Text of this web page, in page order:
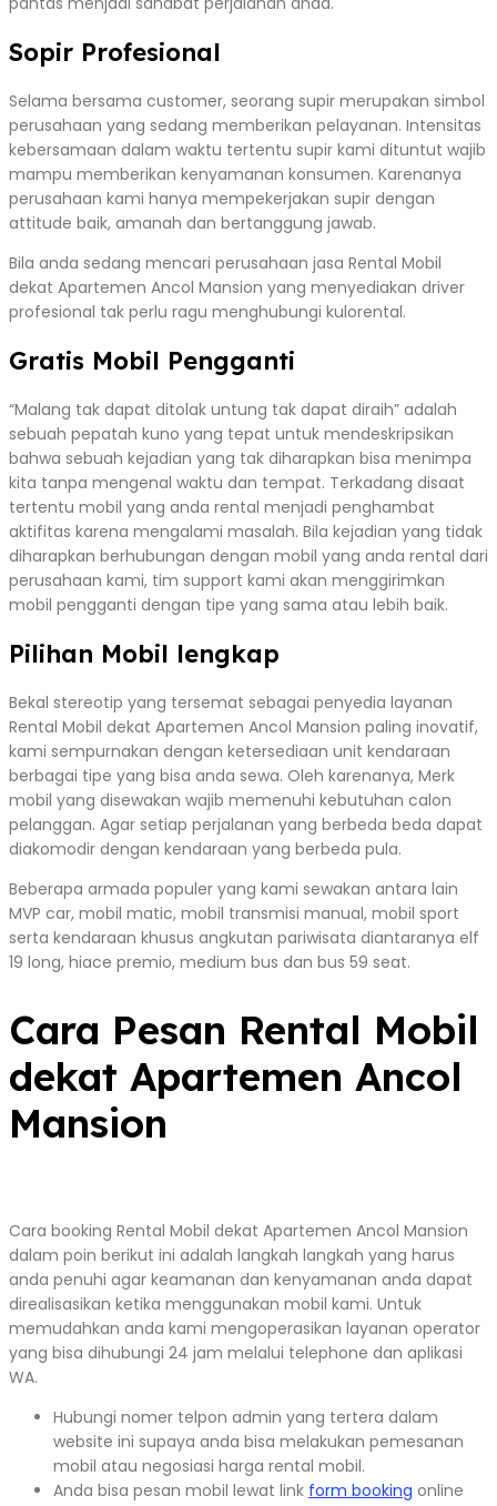
Sopir Profesional
Selama bersama customer, seorang supir merupakan simbol
perusahaan yang sedang memberikan pelayanan. Intensitas
kebersamaan dalam waktu tertentu supir kami dituntut wajib
mampu memberikan kenyamanan konsumen. Karenanya
perusahaan kami hanya mempekerjakan supir dengan
attitude baik, amanah dan bertanggung jawab.
Bila anda sedang mencari perusahaan jasa Rental Mobil
dekat Apartemen Ancol Mansion yang menyediakan driver
profesional tak perlu ragu menghubungi kulorental.
Gratis Mobil Pengganti
“Malang tak dapat ditolak untung tak dapat diraih” adalah
sebuah pepatah kuno yang tepat untuk mendeskripsikan
bahwa sebuah kejadian yang tak diharapkan bisa menimpa
kita tanpa mengenal waktu dan tempat. Terkadang disaat
tertentu mobil yang anda rental menjadi penghambat
aktifitas karena mengalami masalah. Bila kejadian yang tidak
diharapkan berhubungan dengan mobil yang anda rental dari
perusahaan kami, tim support kami akan menggirimkan
mobil pengganti dengan tipe yang sama atau lebih baik.
Pilihan Mobil lengkap
Bekal stereotip yang tersemat sebagai penyedia layanan
Rental Mobil dekat Apartemen Ancol Mansion paling inovatif,
kami sempurnakan dengan ketersediaan unit kendaraan
berbagai tipe yang bisa anda sewa. Oleh karenanya, Merk
mobil yang disewakan wajib memenuhi kebutuhan calon
pelanggan. Agar setiap perjalanan yang berbeda beda dapat
diakomodir dengan kendaraan yang berbeda pula.
Beberapa armada populer yang kami sewakan antara lain
MVP car, mobil matic, mobil transmisi manual, mobil sport
serta kendaraan khusus angkutan pariwisata diantaranya elf
19 long, hiace premio, medium bus dan bus 59 seat.
Cara Pesan Rental Mobil
dekat Apartemen Ancol
Mansion
Cara booking Rental Mobil dekat Apartemen Ancol Mansion
dalam poin berikut ini adalah langkah langkah yang harus
anda penuhi agar keamanan dan kenyamanan anda dapat
direalisasikan ketika menggunakan mobil kami. Untuk
memudahkan anda kami mengoperasikan layanan operator
yang bisa dihubungi 24 jam melalui telephone dan aplikasi
WA.
Hubungi nomer telpon admin yang tertera dalam
website ini supaya anda bisa melakukan pemesanan
mobil atau negosiasi harga rental mobil.
Anda bisa pesan mobil lewat link form booking online